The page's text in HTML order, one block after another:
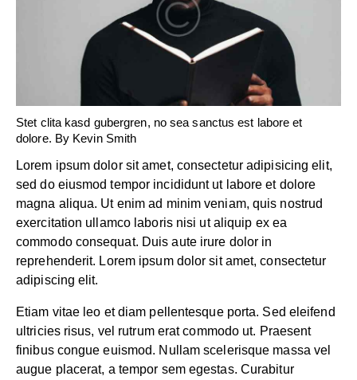
Stet clita kasd gubergren, no sea sanctus est labore et
dolore. By Kevin Smith
Lorem ipsum dolor sit amet, consectetur adipisicing elit,
sed do eiusmod tempor incididunt ut labore et dolore
magna aliqua. Ut enim ad minim veniam, quis nostrud
exercitation ullamco laboris nisi ut aliquip ex ea
commodo consequat. Duis aute irure dolor in
reprehenderit. Lorem ipsum dolor sit amet, consectetur
adipiscing elit.
Etiam vitae leo et diam pellentesque porta. Sed eleifend
ultricies risus, vel rutrum erat commodo ut. Praesent
finibus congue euismod. Nullam scelerisque massa vel
augue placerat, a tempor sem egestas. Curabitur